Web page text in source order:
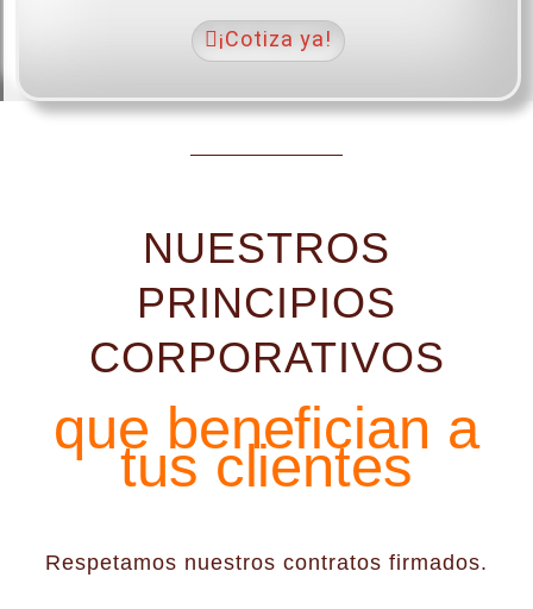
¡Cotiza ya!
NUESTROS
PRINCIPIOS
CORPORATIVOS
que benefician a
tus clientes
Respetamos nuestros contratos firmados.